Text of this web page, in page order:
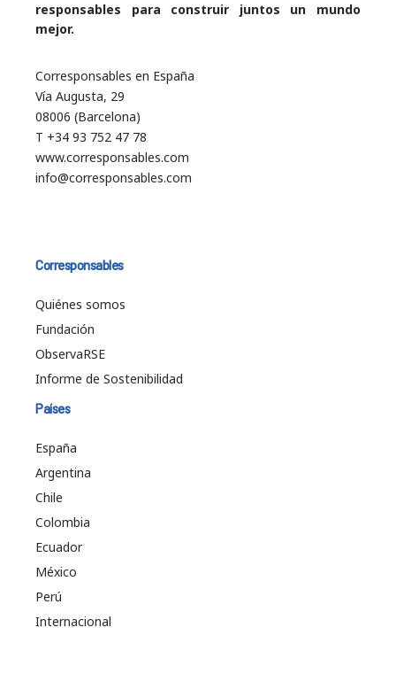
responsables para construir juntos un mundo
mejor.
Corresponsables en España
Vía Augusta, 29
08006 (Barcelona)
T +34 93 752 47 78
www.corresponsables.com
info@corresponsables.com
Corresponsables
Quiénes somos
Fundación
ObservaRSE
Informe de Sostenibilidad
Países
España
Argentina
Chile
Colombia
Ecuador
México
Perú
Internacional